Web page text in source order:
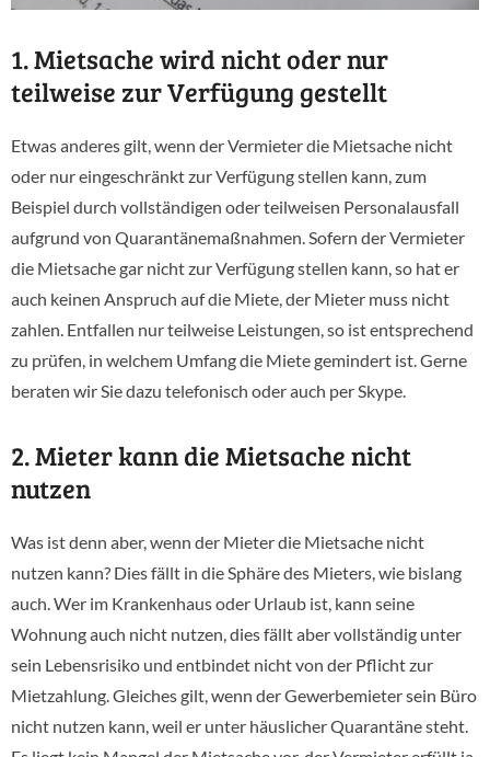
1. Mietsache wird nicht oder nur
teilweise zur Verfügung gestellt
Etwas anderes gilt, wenn der Vermieter die Mietsache nicht
oder nur eingeschränkt zur Verfügung stellen kann, zum
Beispiel durch vollständigen oder teilweisen Personalausfall
aufgrund von Quarantänemaßnahmen. Sofern der Vermieter
die Mietsache gar nicht zur Verfügung stellen kann, so hat er
auch keinen Anspruch auf die Miete, der Mieter muss nicht
zahlen. Entfallen nur teilweise Leistungen, so ist entsprechend
zu prüfen, in welchem Umfang die Miete gemindert ist. Gerne
beraten wir Sie dazu telefonisch oder auch per Skype.
2. Mieter kann die Mietsache nicht
nutzen
Was ist denn aber, wenn der Mieter die Mietsache nicht
nutzen kann? Dies fällt in die Sphäre des Mieters, wie bislang
auch. Wer im Krankenhaus oder Urlaub ist, kann seine
Wohnung auch nicht nutzen, dies fällt aber vollständig unter
sein Lebensrisiko und entbindet nicht von der Pflicht zur
Mietzahlung. Gleiches gilt, wenn der Gewerbemieter sein Büro
nicht nutzen kann, weil er unter häuslicher Quarantäne steht.